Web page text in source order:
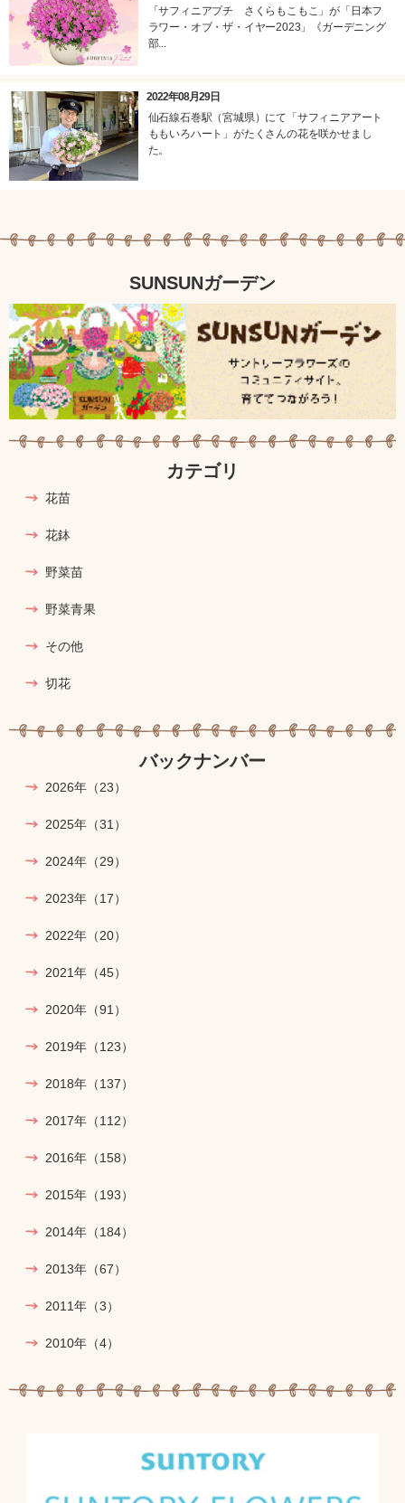
「サフィニアプチ さくらもこもこ」が「日本フ
ラワー・オブ・ザ・イヤー2023」《ガーデニング
部...
2022年08月29日
仙石線石巻駅（宮城県）にて「サフィニアアート
ももいろハート」がたくさんの花を咲かせまし
た。
SUNSUNガーデン
カテゴリ
花苗
花鉢
野菜苗
野菜青果
その他
切花
バックナンバー
2026年 （23）
2025年 （31）
2024年 （29）
2023年 （17）
2022年 （20）
2021年 （45）
2020年 （91）
2019年 （123）
2018年 （137）
2017年 （112）
2016年 （158）
2015年 （193）
2014年 （184）
2013年 （67）
2011年 （3）
2010年 （4）